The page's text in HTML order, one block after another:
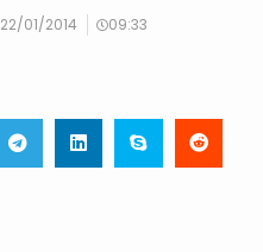
22/01/2014 09:33